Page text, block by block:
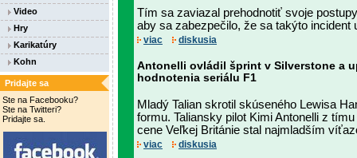
Video
Hry
Karikatúry
Kohn
Pridajte sa
Ste na Facebooku?
Ste na Twitteri?
Pridajte sa.
Tím sa zaviazal prehodnotiť svoje
aby sa zabezpečilo, že sa takýto incident
viac diskusia
Antonelli ovládil šprint v Silverstone a
hodnotenia seriálu F1
Mladý Talian skrotil skúseného Lewisa
formu. Taliansky pilot Kimi Antonelli z
cene Veľkej Británie stal najmladším
viac diskusia